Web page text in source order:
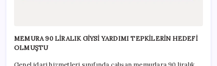
MEMURA 90 LİRALIK GİYSİ YARDIMI TEPKİLERİN HEDEFİ
OLMUŞTU